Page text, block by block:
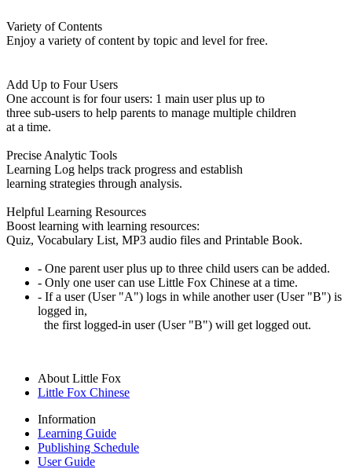
Variety of Contents
Enjoy a variety of content by topic and level for free.
Add Up to Four Users
One account is for four users: 1 main user plus up to
three sub-users to help parents to manage multiple children
at a time.
Precise Analytic Tools
Learning Log helps track progress and establish
learning strategies through analysis.
Helpful Learning Resources
Boost learning with learning resources:
Quiz, Vocabulary List, MP3 audio files and Printable Book.
- One parent user plus up to three child users can be added.
- Only one user can use Little Fox Chinese at a time.
- If a user (User "A") logs in while another user (User "B") is
logged in,
the first logged-in user (User "B") will get logged out.
About Little Fox
Little Fox Chinese
Information
Learning Guide
Publishing Schedule
User Guide